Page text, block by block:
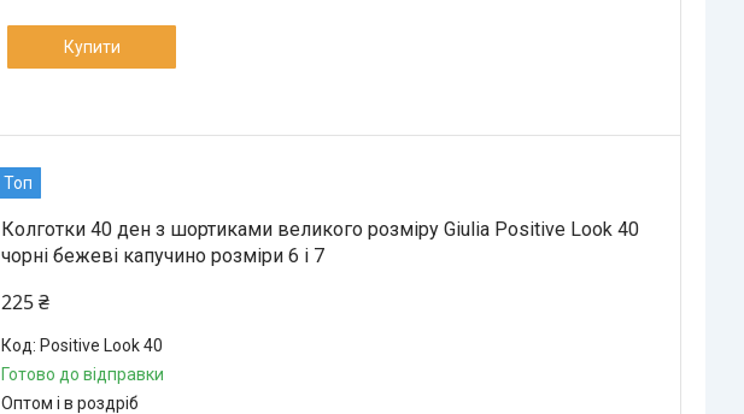
Купити
Топ
Колготки 40 ден з шортиками великого розміру Giulia Positive Look 40
чорні бежеві капучино розміри 6 і 7
225 ₴
Positive Look 40
Готово до відправки
Оптом і в роздріб